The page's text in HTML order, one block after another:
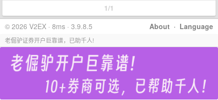
1/1
About · Language
© 2026 V2EX · 8ms · 3.9.8.5
老倔驴证券开户巨靠谱，已助千人!